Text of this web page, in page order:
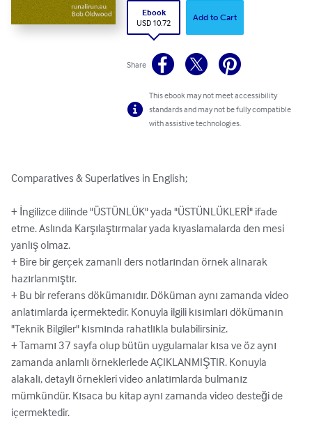
Ebook
USD 10.72
Add to Cart
Share
This ebook may not meet accessibility
standards and may not be fully compatible
with assistive technologies.
Comparatives & Superlatives in English;
+ İngilizce dilinde "ÜSTÜNLÜK" yada "ÜSTÜNLÜKLERİ" ifade
etme. Aslında Karşılaştırmalar yada kıyaslamalarda den mesi
yanlış olmaz.
+ Bire bir gerçek zamanlı ders notlarından örnek alınarak
hazırlanmıştır.
+ Bu bir referans dökümanıdır. Döküman aynı zamanda video
anlatımlarda içermektedir. Konuyla ilgili kısımları dökümanın
"Teknik Bilgiler" kısmında rahatlıkla bulabilirsiniz.
+ Tamamı 37 sayfa olup bütün uygulamalar kısa ve öz aynı
zamanda anlamlı örneklerlede AÇIKLANMIŞTIR. Konuyla
alakalı, detaylı örnekleri video anlatımlarda bulmanız
mümkündür. Kısaca bu kitap aynı zamanda video desteği de
içermektedir.